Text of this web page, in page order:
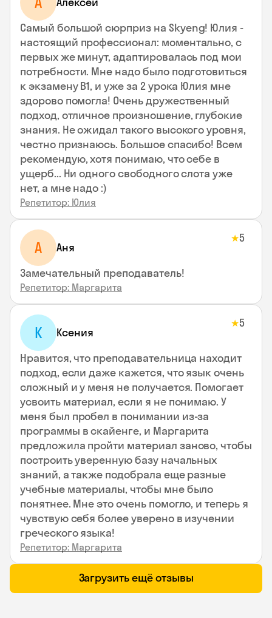
Самый большой сюрприз на Skyeng! Юлия -
настоящий профессионал: моментально, с
первых же минут, адаптировалась под мои
потребности. Мне надо было подготовиться
к экзамену В1, и уже за 2 урока Юлия мне
здорово помогла! Очень дружественный
подход, отличное произношение, глубокие
знания. Не ожидал такого высокого уровня,
честно признаюсь. Большое спасибо! Всем
рекомендую, хотя понимаю, что себе в
ущерб... Ни одного свободного слота уже
нет, а мне надо :)
Репетитор: Юлия
А Аня
★5
Замечательный преподаватель!
Репетитор: Маргарита
К Ксения
★5
Нравится, что преподавательница находит
подход, если даже кажется, что язык очень
сложный и у меня не получается. Помогает
усвоить материал, если я не понимаю. У
меня был пробел в понимании из-за
программы в скайенге, и Маргарита
предложила пройти материал заново, чтобы
построить уверенную базу начальных
знаний, а также подобрала еще разные
учебные материалы, чтобы мне было
понятнее. Мне это очень помогло, и теперь я
чувствую себя более уверено в изучении
греческого языка!
Репетитор: Маргарита
Загрузить ещё отзывы